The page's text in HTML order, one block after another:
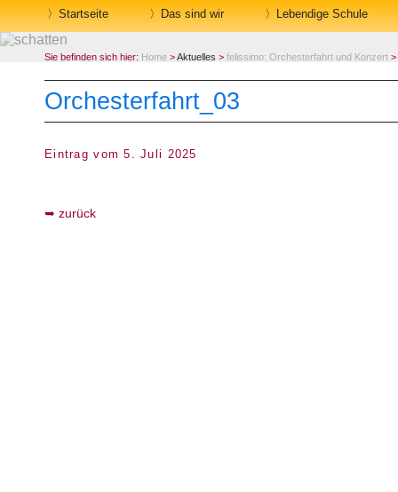
Startseite Das sind wir Lebendige Schule
Sie befinden sich hier: Home >Aktuelles > felissimo: Orchesterfahrt und Konzert
Orchesterfahrt_03
Eintrag vom 5. Juli 2025
zurück